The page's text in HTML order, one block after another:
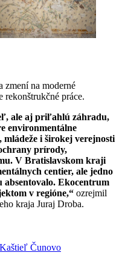
zmení na moderné
práce.
ale aj priľahlú záhradu,
environmentálne
mládeže i širokej verejnosti
prírody,
V Bratislavskom kraji
centier, ale jedno
absentovalo. Ekocentrum
v regióne,“ ozrejmil
kraja Juraj Droba.